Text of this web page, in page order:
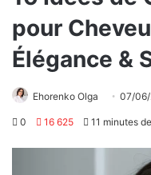
pour
Élégance &
Ehorenko Olga 07/
0 16 625 11 minutes